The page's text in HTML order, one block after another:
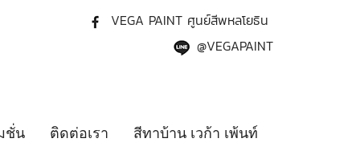
VEGA PAINT ศูนย์สีพหลโยธิน
@VEGAPAINT
ชั่น ติดต่อเรา สีทาบ้าน เวก้า เพ้นท์